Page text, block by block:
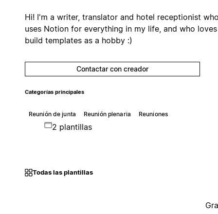
Hi! I'm a writer, translator and hotel receptionist
uses Notion for everything in my life, and who
build templates as a hobby :)
Contactar con creador
Categorías principales
Reunión de junta Reunión plenaria Reuniones
2 plantillas
Todas las plantillas